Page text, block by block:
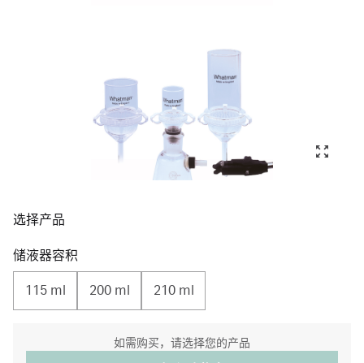
选择产品
储液器容积
115 ml 200 ml 210 ml
如需购买，请选择您的产品